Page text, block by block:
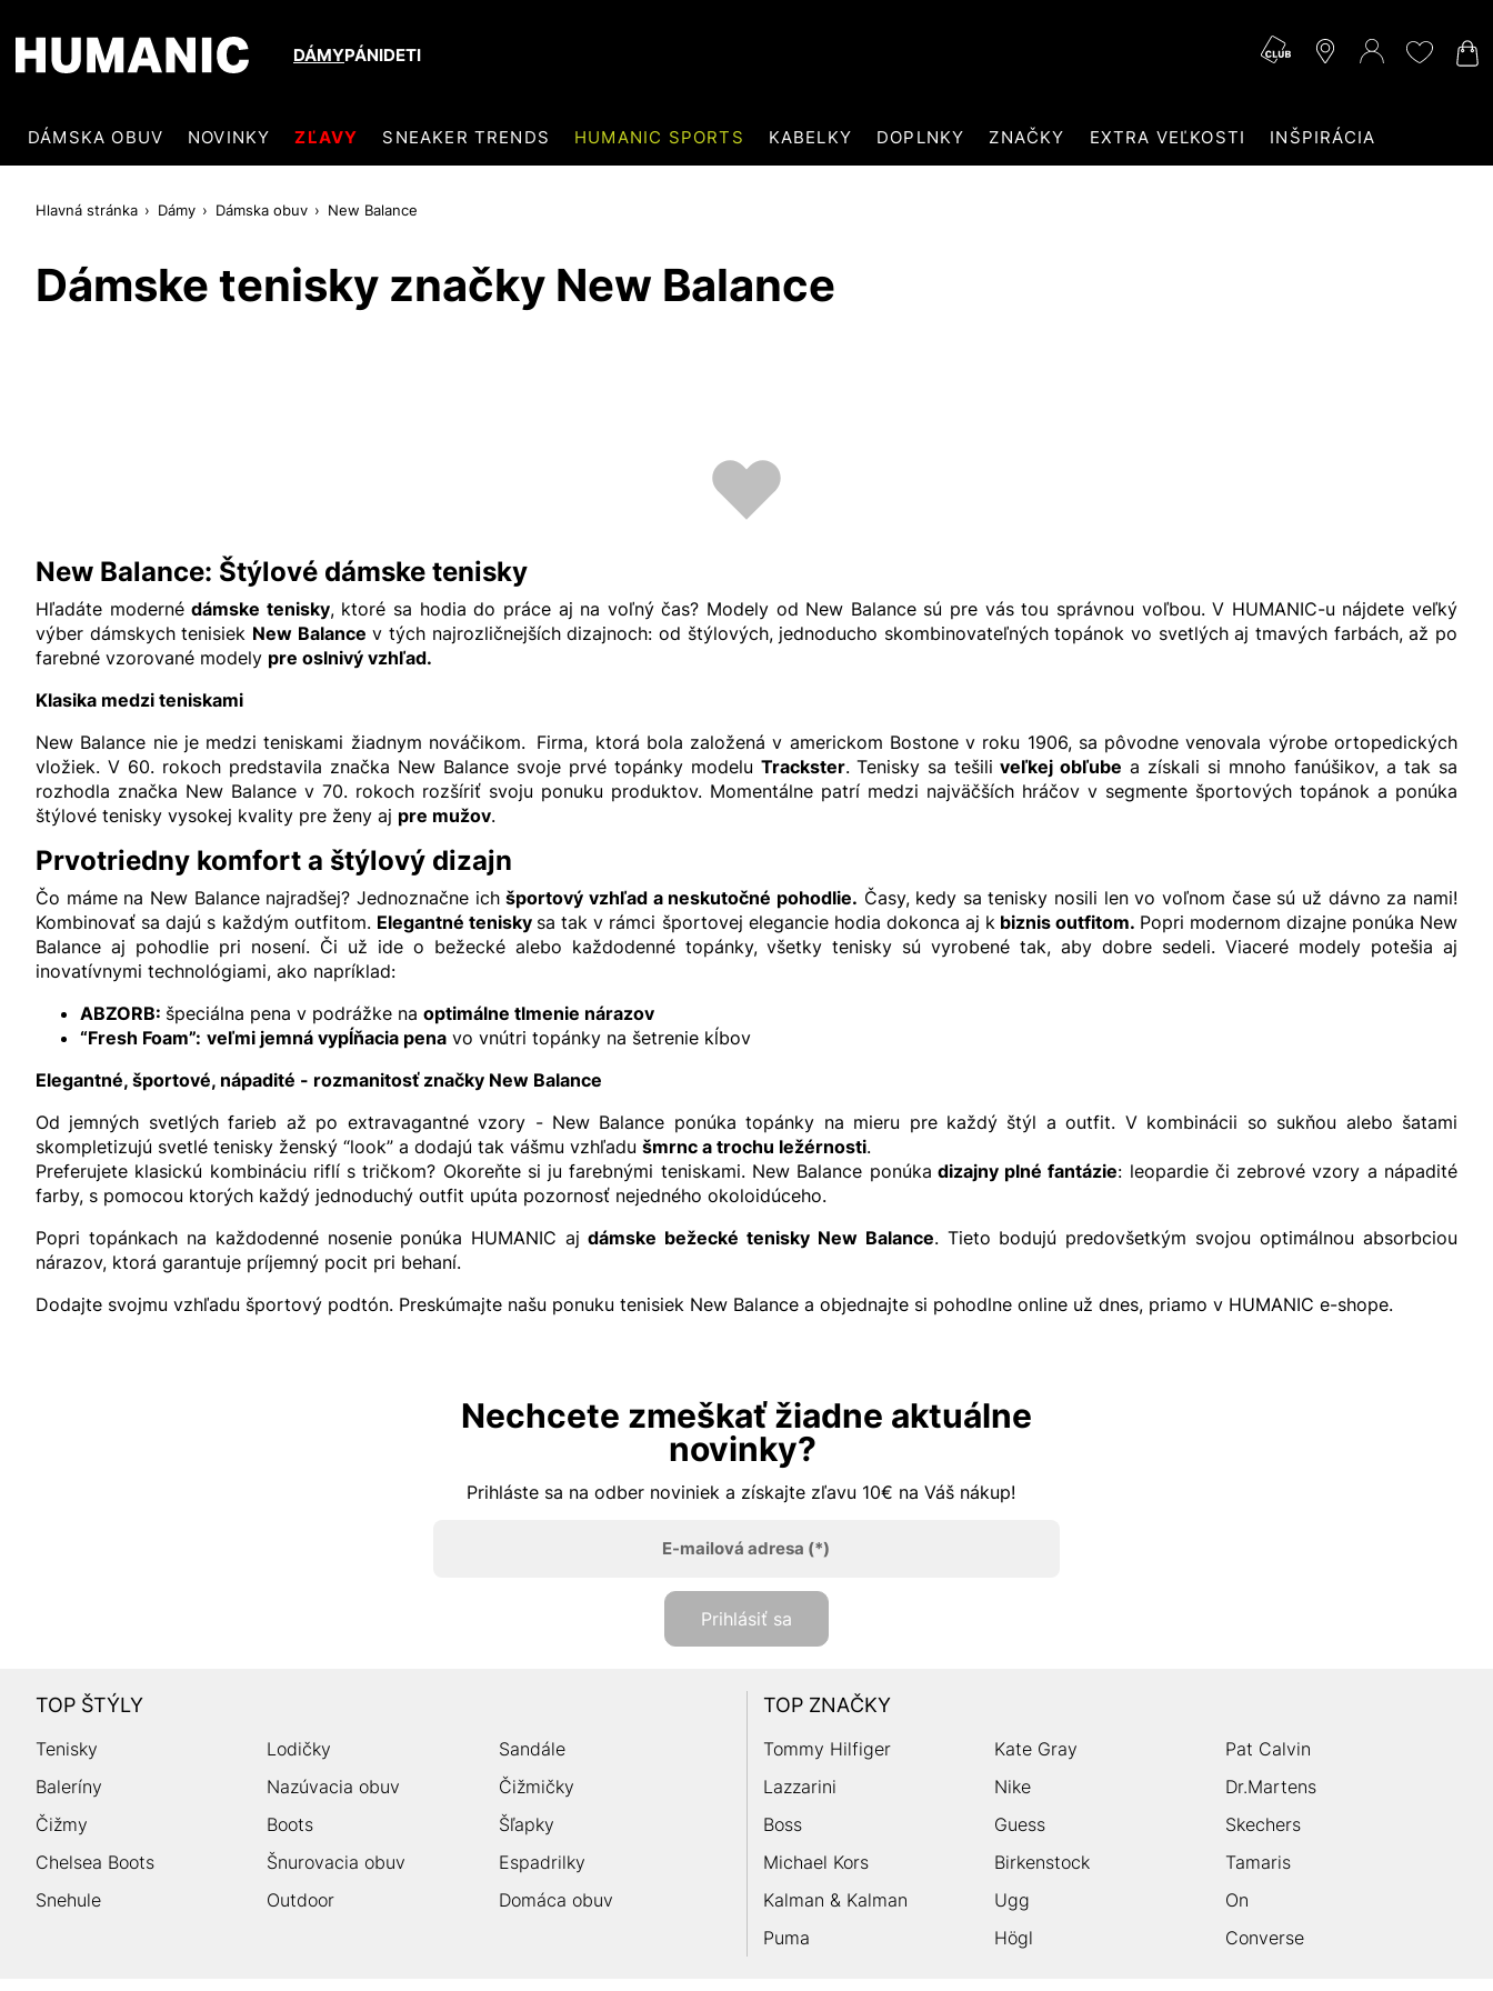
DÁMYPÁNIDETI
DÁMSKA OBUV NOVINKY ZĽAVY SNEAKER TRENDS HUMANIC SPORTS KABELKY DOPLNKY ZNAČKY EXTRA VEĽKOSTI INŠPIRÁCIA
Hlavná stránka Dámy Dámska obuv New Balance
Dámske tenisky značky New Balance
New Balance: Štýlové dámske tenisky
Hľadáte modernédámske tenisky, ktoré sa hodia do práce aj na voľný čas? Modely od New Balance sú pre vás tou správnou voľbou. V HUMANIC-u nájdete veľký
výber dámskych tenisiek New Balance v tých najrozličnejších dizajnoch: od štýlových, jednoducho skombinovateľných topánok vo svetlých aj tmavých farbách, až po
farebné vzorované modely pre oslnivý vzhľad.
Klasika medzi teniskami
New Balance nie je medzi teniskami žiadnym nováčikom. Firma, ktorá bola založená v americkom Bostone v roku 1906, sa pôvodne venovala výrobe ortopedických
vložiek. V 60. rokoch predstavila značka New Balance svoje prvé topánky modelu Trackster. Tenisky sa tešili veľkej obľube a získali si mnoho fanúšikov, a tak sa
rozhodla značka New Balance v 70. rokoch rozšíriť svoju ponuku produktov. Momentálne patrí medzi najväčších hráčov v segmente športových topánok a ponúka
štýlové tenisky vysokej kvality pre ženy aj pre mužov.
Prvotriedny komfort a štýlový dizajn
Čo máme na New Balance najradšej? Jednoznačne ichšportový vzhľad a neskutočné pohodlie. Časy, kedy sa tenisky nosili len vo voľnom čase sú už dávno za nami!
Kombinovať sa dajú s každým outfitom. Elegantné tenisky sa tak v rámci športovej elegancie hodia dokonca aj k biznis outfitom. Popri modernom dizajne ponúka New
Balance aj pohodlie pri nosení. Či už ide o bežecké alebo každodenné topánky, všetky tenisky sú vyrobené tak, aby dobre sedeli. Viaceré modely potešia aj
inovatívnymi technológiami, ako napríklad:
ABZORB: špeciálna pena v podrážke na optimálne tlmenie nárazov
“Fresh Foam”: veľmi jemná vypĺňacia pena vo vnútri topánky na šetrenie kĺbov
Elegantné, športové, nápadité - rozmanitosť značky New Balance
Od jemných svetlých farieb až po extravagantné vzory - New Balance ponúka topánky na mieru pre každý štýl a outfit. V kombinácii so sukňou alebo šatami
skompletizujú svetlé tenisky ženský “look” a dodajú tak vášmu vzhľadu šmrnc a trochu ležérnosti.
Preferujete klasickú kombináciu riflí s tričkom? Okoreňte si ju farebnými teniskami. New Balance ponúka dizajny plné fantázie: leopardie či zebrové vzory a nápadité
farby, s pomocou ktorých každý jednoduchý outfit upúta pozornosť nejedného okoloidúceho.
Popri topánkach na každodenné nosenie ponúka HUMANIC aj dámske bežecké tenisky New Balance. Tieto bodujú predovšetkým svojou optimálnou absorbciou
nárazov, ktorá garantuje príjemný pocit pri behaní.
Dodajte svojmu vzhľadu športový podtón. Preskúmajte našu ponuku tenisiek New Balance a objednajte si pohodlne online už dnes, priamo v HUMANIC e-shope.
Nechcete zmeškať žiadne aktuálne
novinky?
Prihláste sa na odber noviniek a získajte zľavu 10€ na Váš nákup!
E-mailová adresa (*)
Prihlásiť sa
TOP ŠTÝLY
Tenisky Lodičky
Sandále
Baleríny
Nazúvacia obuv
Čižmičky
Čižmy
Boots
Šľapky
Chelsea Boots
Šnurovacia obuv
Espadrilky
Snehule
Outdoor Domáca obuv
TOP ZNAČKY
Tommy Hilfiger Kate Gray
Pat Calvin
Lazzarini
Nike
Dr.Martens
Boss
Guess
Skechers
Michael Kors
Birkenstock
Tamaris
Kalman & Kalman
Ugg
On
Puma
Högl Converse